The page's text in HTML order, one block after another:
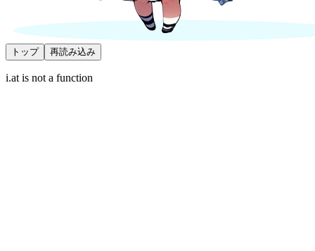
トップ 再読み込み
i.at is not a function